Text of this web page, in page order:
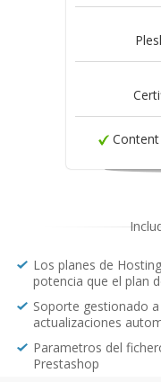
Los planes de
potencia que el plan
Soporte gestionado
actualizaciones
Parametros del
Prestashop